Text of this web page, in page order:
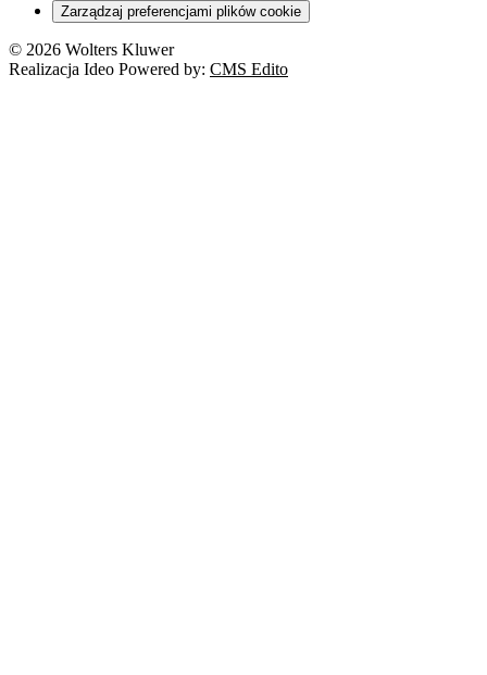
Zarządzaj preferencjami plików cookie
© 2026 Wolters Kluwer
Realizacja Ideo Powered by: CMS Edito